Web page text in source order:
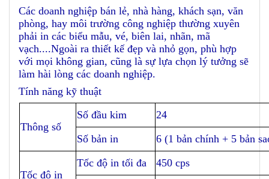
Các doanh nghiệp bán lẻ, nhà hàng, khách sạn, văn
phòng, hay môi trường công nghiệp thường xuyên
phải in các biểu mẫu, vé, biên lai, nhãn, mã
vạch....Ngoài ra thiết kế đẹp và nhỏ gọn, phù hợp
với mọi không gian, cũng là sự lựa chọn lý tưởng sẽ
làm hài lòng các doanh nghiệp.
Tính năng kỹ thuật
Thông số
Số đầu kim
24
Số bản in
6 (1 bản chính + 5 bản
Tốc độ in
Tốc độ in tối đa
450 cps